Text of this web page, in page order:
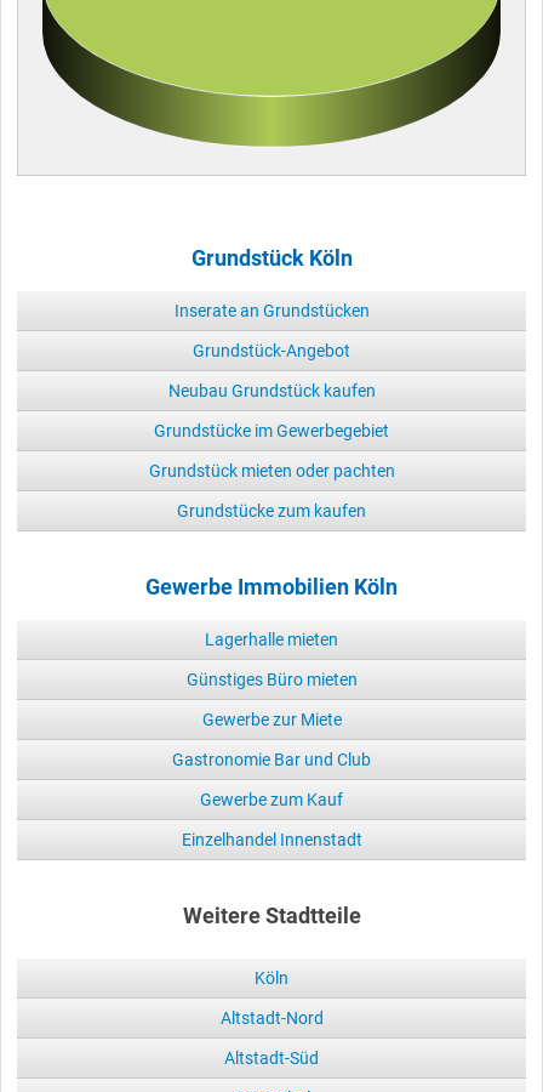
Grundstück Köln
Inserate an Grundstücken
Grundstück-Angebot
Neubau Grundstück kaufen
Grundstücke im Gewerbegebiet
Grundstück mieten oder pachten
Grundstücke zum kaufen
Gewerbe Immobilien Köln
Lagerhalle mieten
Günstiges Büro mieten
Gewerbe zur Miete
Gastronomie Bar und Club
Gewerbe zum Kauf
Einzelhandel Innenstadt
Weitere Stadtteile
Köln
Altstadt-Nord
Altstadt-Süd